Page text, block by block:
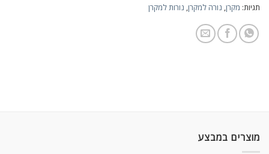
תגיות: מקרן, נורה למקרן, נורות למקרן
מוצרים במבצע